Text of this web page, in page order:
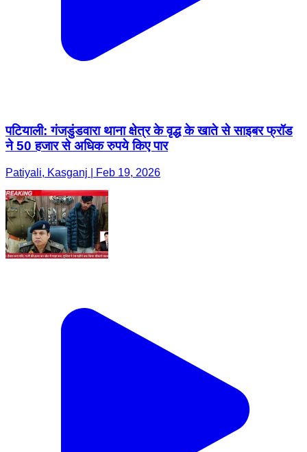
पटियाली: गंजडुंडवारा थाना क्षेत्र के वृद्ध के खाते से साइबर फ्रॉड
ने 50 हजार से अधिक रुपये किए पार
Patiyali, Kasganj | Feb 19, 2026